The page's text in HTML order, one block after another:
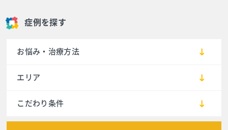
症例を探す
お悩み・治療方法
エリア
こだわり条件